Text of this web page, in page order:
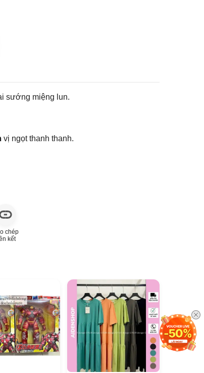
sướng miệng lun.
ngọt thanh thanh.
chép
kết